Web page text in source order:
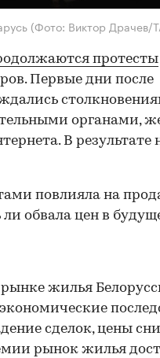
(Фото: Виктор Драчев/
протесты
Первые дни после
органами,
В результате
повлияла на
обвала цен в
жилья
сделок, цены
рынок жилья